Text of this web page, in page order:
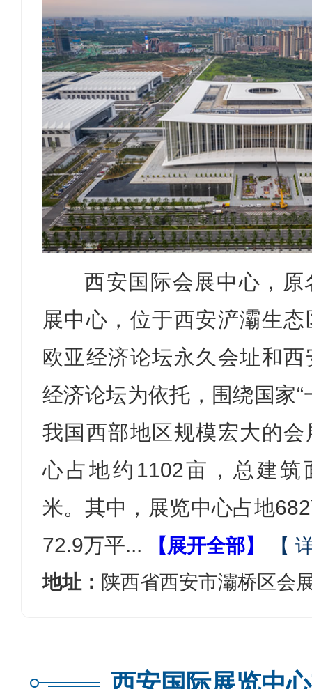
西安国际会展中心，
展中心，位于西安浐灞生
欧亚经济论坛永久会址和
经济论坛为依托，围绕国家“
我国西部地区规模宏大的
心占地约1102亩，总建筑
米。其中，展览中心占地
72.9万平... 【展开全部】
【
地址： 陕西省西安市灞桥区会
西安国际展览中